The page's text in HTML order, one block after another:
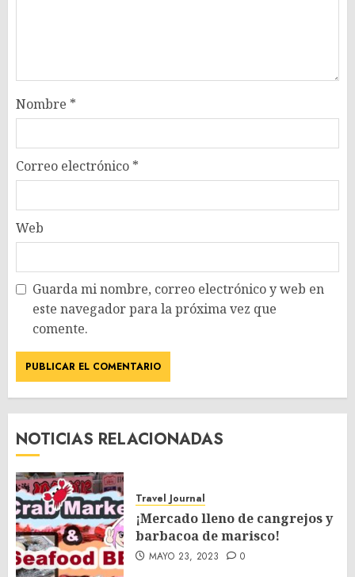
Nombre *
Correo electrónico *
Web
Guarda mi nombre, correo electrónico y web en
este navegador para la próxima vez que
comente.
NOTICIAS RELACIONADAS
Travel Journal
¡Mercado lleno de cangrejos y
barbacoa de marisco!
MAYO 23, 2023 0